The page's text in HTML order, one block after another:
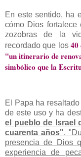
En este sentido, ha
cómo Dios
zozobras de la
recordado que los 40
"un itinerario de
simbólico que la
El Papa ha
de este uso y ha
el pueblo de Israel
cuarenta años".
presencia de Dios
experiencia de